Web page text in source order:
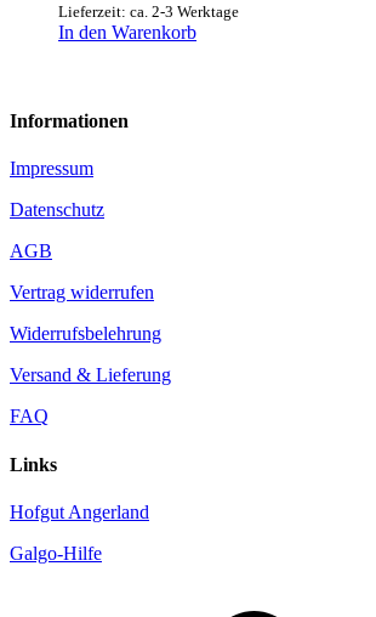
Lieferzeit: ca. 2-3 Werktage
In den Warenkorb
Informationen
Impressum
Datenschutz
AGB
Vertrag widerrufen
Widerrufsbelehrung
Versand & Lieferung
FAQ
Links
Hofgut Angerland
Galgo-Hilfe